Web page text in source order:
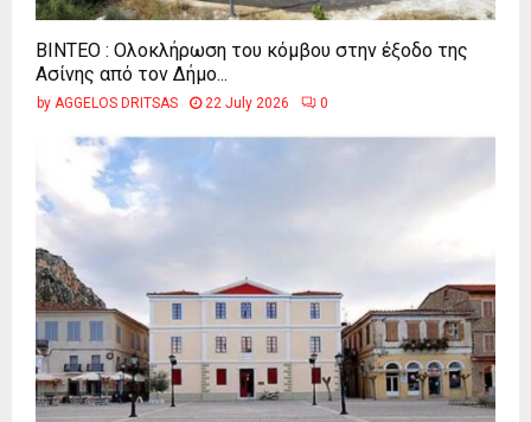
ΒΙΝΤΕΟ : Ολοκλήρωση του κόμβου στην έξοδο της
Ασίνης από τον Δήμο...
by AGGELOS DRITSAS 22 July 2026 0